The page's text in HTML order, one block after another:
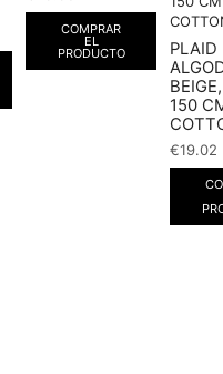
COMPRAR
EL
PRODUCTO
PLAID
150
€19.02